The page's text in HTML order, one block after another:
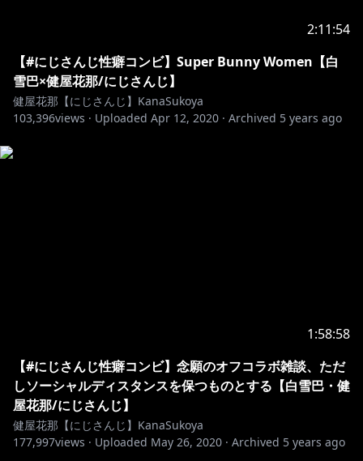
・マナー違反のコメントに対して反応すること(健屋の
・指示コメント、荒らし
■キャラクター
https://store.steampowered.com/app/271590/Gran
d_Theft_Auto_V/
2:11:54
【#にじさんじ性癖コンビ】Super Bunny Women【白
雪巴×健屋花那/にじさんじ】
健屋花那【にじさんじ】KanaSukoya
103,396views · Uploaded Apr 12, 2020 · Archived 5 years ago
1:58:58
【#にじさんじ性癖コンビ】念願のオフコラボ雑談、ただ
しソーシャルディスタンスを保つものとする【白雪巴・健
屋花那/にじさんじ】
健屋花那【にじさんじ】KanaSukoya
177,997views · Uploaded May 26, 2020 · Archived 5 years ago